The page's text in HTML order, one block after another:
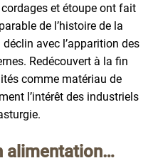
et étoupe ont fait
de l’histoire de la
avec l’apparition des
Redécouvert à la fin
comme matériau de
l’intérêt des industriels
alimentation…